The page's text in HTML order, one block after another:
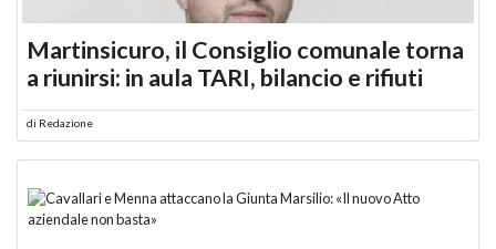
Martinsicuro, il Consiglio comunale torna
a riunirsi: in aula TARI, bilancio e rifiuti
di Redazione